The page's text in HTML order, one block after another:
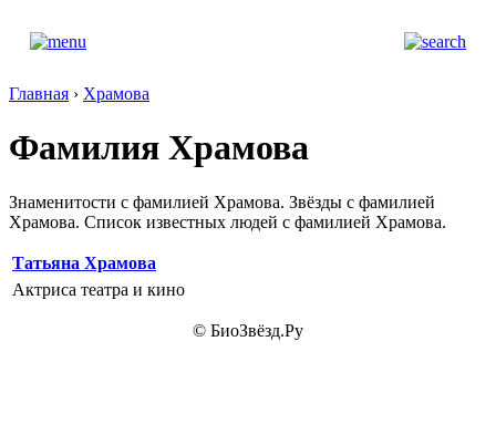
Главная › Храмова
Фамилия Храмова
Знаменитости с фамилией Храмова. Звёзды с фамилией
Храмова. Список известных людей с фамилией Храмова.
Татьяна Храмова
Актриса театра и кино
© БиоЗвёзд.Ру